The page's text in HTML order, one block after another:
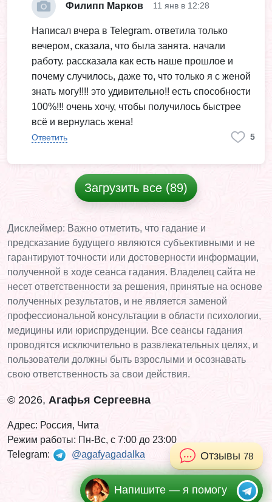
Филипп Марков 11 янв в 12:28
Написал вчера в Telegram. ответила только
вечером, сказала, что была занята. начали
работу. рассказала как есть наше прошлое и
почему случилось, даже то, что только я с женой
знать могу!!!! это удивительно!! есть способности
100%!!! очень хочу, чтобы получилось быстрее
всё и вернулась жена!
Ответить 5
Загрузить все (89)
Дисклеймер: Важно отметить, что гадание и
предсказание будущего являются субъективными и не
гарантируют точности или достоверности информации,
полученной в ходе сеанса гадания. Владелец сайта не
несет ответственности за решения, принятые на основе
полученных результатов, и не является заменой
профессиональной консультации в области психологии,
медицины или юриспруденции. Все сеансы гадания
проводятся исключительно в развлекательных целях, и
пользователи должны быть взрослыми и осознавать
свою ответственность за свои действия.
© 2026, Агафья Сергеевна
Адрес: Россия, Чита
Режим работы: Пн-Вс, с 7:00 до 23:00
Telegram:
@agafyagadalka Отзывы 78
Напишите — я помогу